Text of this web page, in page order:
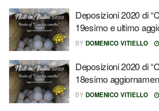
Deposizioni 2020 di
19esimo e ultimo
BY DOMENICO VITIELLO
Deposizioni 2020 di
18esimo
BY DOMENICO VITIELLO